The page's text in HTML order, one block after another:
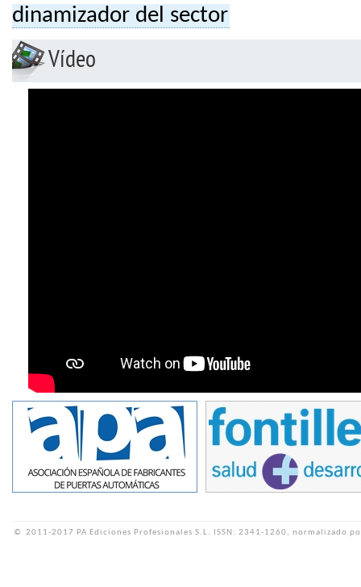
dinamizador del sector
Vídeo
© 2011-2017 PA Ediciones Profesionales S.L. ISSN: 2341-1260, normalizado